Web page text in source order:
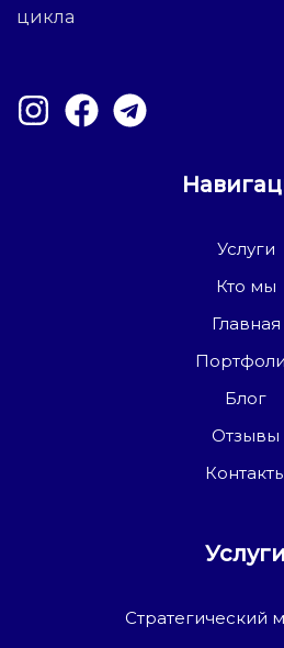
цикла
Услуги
Кто мы
Главная
Блог
Отзывы
Услуги
Стратегический